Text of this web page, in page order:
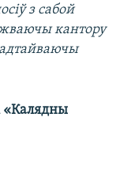
з сабой
кантору
«Калядны